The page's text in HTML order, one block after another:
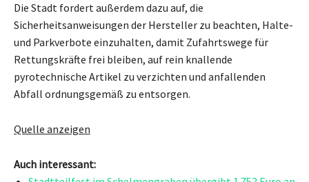
Die Stadt fordert außerdem dazu auf, die
Sicherheitsanweisungen der Hersteller zu beachten, Halte-
und Parkverbote einzuhalten, damit Zufahrtswege für
Rettungskräfte frei bleiben, auf rein knallende
pyrotechnische Artikel zu verzichten und anfallenden
Abfall ordnungsgemäß zu entsorgen.
Quelle anzeigen
Auch interessant: